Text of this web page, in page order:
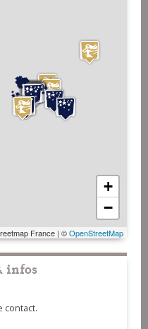
+
−
France | ©OpenStreetMap
infos
contact.